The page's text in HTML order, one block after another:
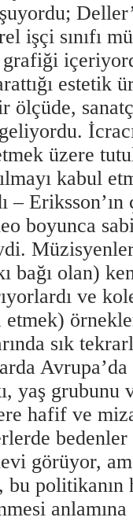
işçi sınıfı
estetik
üzere
kabul
–
boyunca
bağı olan)
ve
sık
yaş
hafif ve
görüyor,
bu